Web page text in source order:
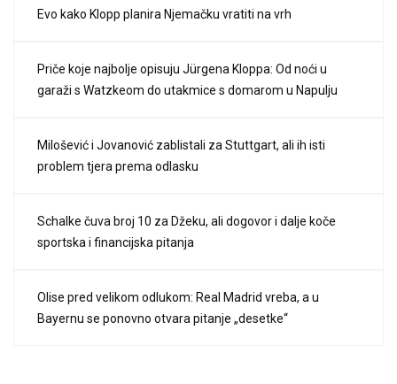
Evo kako Klopp planira Njemačku vratiti na vrh
Priče koje najbolje opisuju Jürgena Kloppa: Od noći u
garaži s Watzkeom do utakmice s domarom u Napulju
Milošević i Jovanović zablistali za Stuttgart, ali ih isti
problem tjera prema odlasku
Schalke čuva broj 10 za Džeku, ali dogovor i dalje koče
sportska i financijska pitanja
Olise pred velikom odlukom: Real Madrid vreba, a u
Bayernu se ponovno otvara pitanje „desetke“